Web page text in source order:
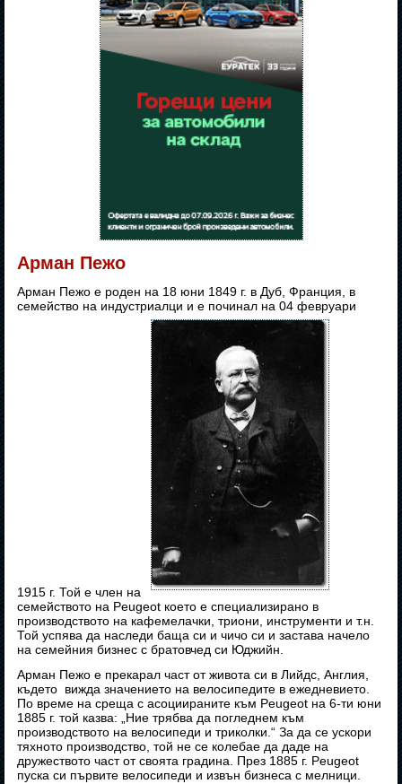
Арман Пежо
Арман Пежо е роден на 18 юни 1849 г. в Дуб, Франция, в
семейство на индустриалци и е починал на 04 февруари
1915 г. Той е член на
семейството на Peugeot което е специализирано в
производството на кафемелачки, триони, инструменти и т.н.
Той успява да наследи баща си и чичо си и застава начело
на семейния бизнес с братовчед си Юджийн.
Арман Пежо е прекарал част от живота си в Лийдс, Англия,
където вижда значението на велосипедите в ежедневието.
По време на среща с асоциираните към Peugeot на 6-ти юни
1885 г. той казва: „Ние трябва да погледнем към
производството на велосипеди и триколки.“ За да се ускори
тяхното производство, той не се колебае да даде на
дружеството част от своята градина. През 1885 г. Peugeot
пуска си първите велосипеди и извън бизнеса с мелници.